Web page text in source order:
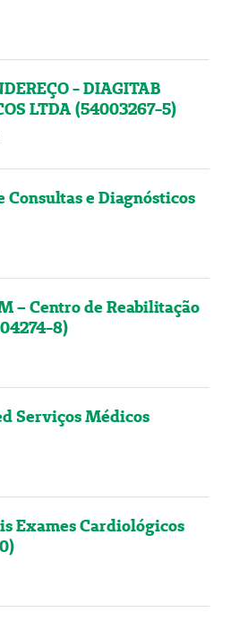
- DIAGITAB
LTDA (54003267-5)
e Diagnósticos
– Centro de Reabilitação
8)
Serviços Médicos
Exames Cardiológicos